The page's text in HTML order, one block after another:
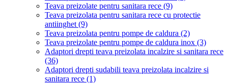
Teava preizolate pentru sanitara rece (9)
Teava preizolata pentru sanitara rece cu protectie
antiinghet (9)
Teava preizolata pentru pompe de caldura (2)
Teava preizolate pentru pompe de caldura inox (3)
Adaptori drepti teava preizolata incalzire si sanitara rece
(36)
Adaptori drepti sudabili teava preizolata incalzire si
sanitara rece (1)